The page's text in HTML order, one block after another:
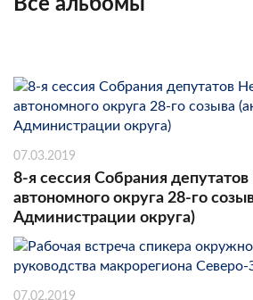
07.03.2019
8-я сессия Собрания
автономного округа 28-го
Администрации округа)
07.02.2019